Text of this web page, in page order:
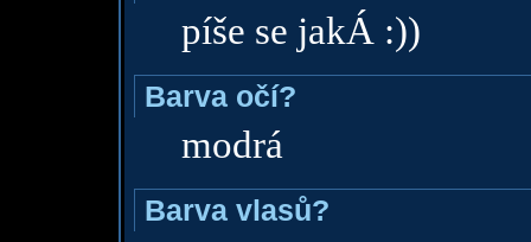
píše se jakÁ :))
Barva očí?
modrá
Barva vlasů?